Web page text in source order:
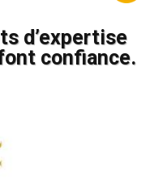
d’expertise
confiance.